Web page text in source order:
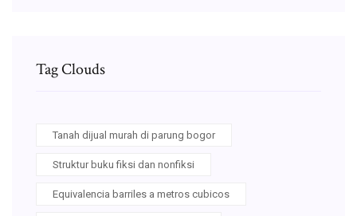
Tag Clouds
Tanah dijual murah di parung bogor
Struktur buku fiksi dan nonfiksi
Equivalencia barriles a metros cubicos